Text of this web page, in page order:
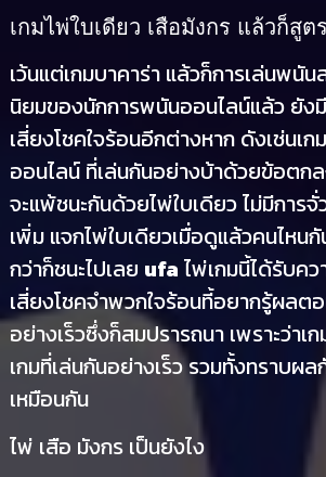
เกมไพ่ใบเดียว เสือมังกร แล้วก็สูต
เว้นแต่เกมบาคาร่า แล้วก็การเล่นพนั
นิยมของนักการพนันออนไลน์แล้ว ยัง
เสี่ยงโชคใจร้อนอีกต่างหาก ดังเช่นเก
ออนไลน์ ที่เล่นกันอย่างบ้าด้วยข้อตก
จะแพ้ชนะกันด้วยไพ่ใบเดียว ไม่มีการจั่
เพิ่ม แจกไพ่ใบเดียวเมื่อดูแล้วคนไหน
กว่าก็ชนะไปเลย ufa ไพ่เกมนี้ได้รับค
เสี่ยงโชคจำพวกใจร้อนที้อยากรู้ผลต
อย่างเร็วซึ่งก็สมปรารถนา เพราะว่าเ
เกมที่เล่นกันอย่างเร็ว รวมทั้งทราบผ
เหมือนกัน
ไพ่ เสือ มังกร เป็นยังไง